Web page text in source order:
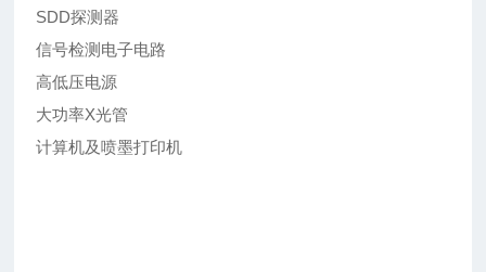
SDD探测器
信号检测电子电路
高低压电源
大功率X光管
计算机及喷墨打印机